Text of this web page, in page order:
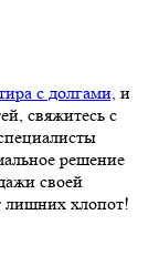
с долгами, и
свяжитесь с
решение
своей
лишних хлопот!